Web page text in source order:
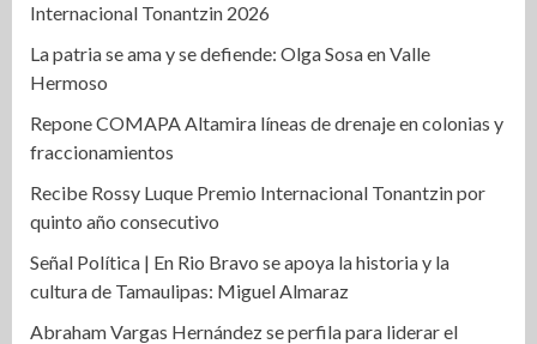
Internacional Tonantzin 2026
La patria se ama y se defiende: Olga Sosa en Valle
Hermoso
Repone COMAPA Altamira líneas de drenaje en colonias y
fraccionamientos
Recibe Rossy Luque Premio Internacional Tonantzin por
quinto año consecutivo
Señal Política | En Rio Bravo se apoya la historia y la
cultura de Tamaulipas: Miguel Almaraz
Abraham Vargas Hernández se perfila para liderar el